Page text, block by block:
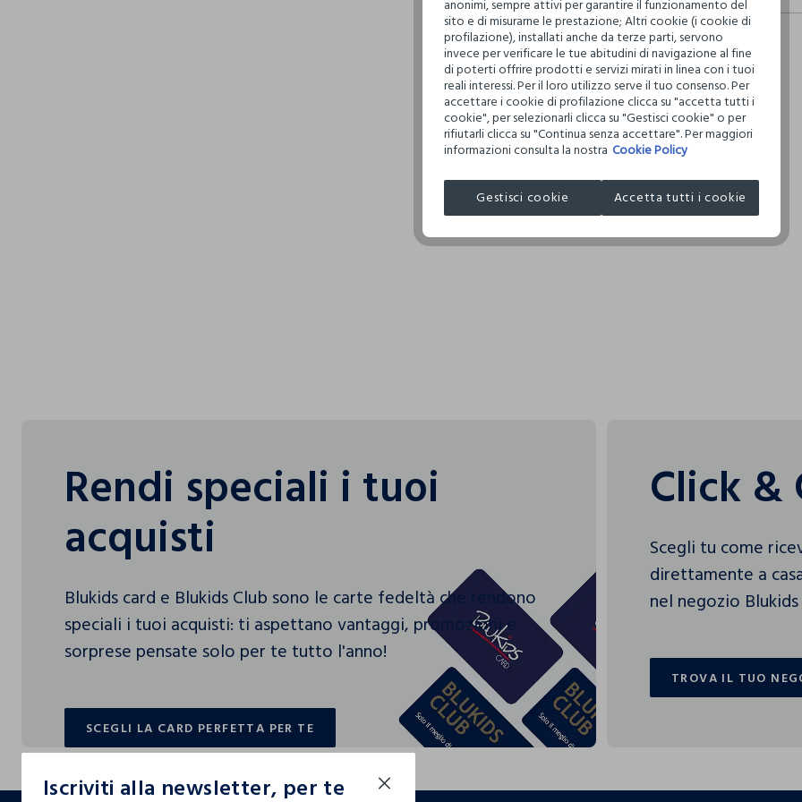
fisici, per
definito per
restrittivi
Clicca qui
I nostri
Hai fino a
Rendi speciali i tuoi
acquisti
Blukids card e Blukids Club sono le carte fedeltà che rendono
speciali i tuoi acquisti: ti aspettano vantaggi, promozioni e
sorprese pensate solo per te tutto l'anno!
SCEGLI LA CARD PERFETTA PER TE
SCEGLI LA CARD PERFETTA PER TE
Click &
Scegli tu come
direttamente a
nel negozio
TROVA IL TUO
TROVA IL TUO
Iscriviti alla newsletter, per te
anonimi, sempre attivi per garantire il funzionamento del
sito e di misurarne le prestazione; Altri cookie (i cookie di
profilazione), installati anche da terze parti, servono
invece per verificare le tue abitudini di navigazione al fine
di poterti offrire prodotti e servizi mirati in linea con i tuoi
reali interessi. Per il loro utilizzo serve il tuo consenso. Per
accettare i cookie di profilazione clicca su "accetta tutti i
cookie", per selezionarli clicca su "Gestisci cookie" o per
rifiutarli clicca su "Continua senza accettare". Per maggiori
informazioni consulta la nostra Cookie Policy
Gestisci cookie Accetta tutti i cookie